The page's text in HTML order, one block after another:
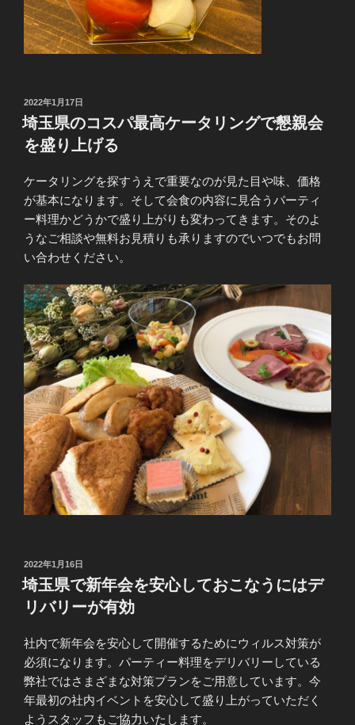
投
稿
日:
2022年1月17日
埼玉県のコスパ最高ケータリングで懇親会
を盛り上げる
ケータリングを探すうえで重要なのが見た目や味、価格
が基本になります。そして会食の内容に見合うパーティ
ー料理かどうかで盛り上がりも変わってきます。そのよ
うなご相談や無料お見積りも承りますのでいつでもお問
い合わせください。
投
稿
日:
2022年1月16日
埼玉県で新年会を安心しておこなうにはデ
リバリーが有効
社内で新年会を安心して開催するためにウィルス対策が
必須になります。パーティー料理をデリバリーしている
弊社ではさまざまな対策プランをご用意しています。今
年最初の社内イベントを安心して盛り上がっていただく
ようスタッフもご協力いたします。